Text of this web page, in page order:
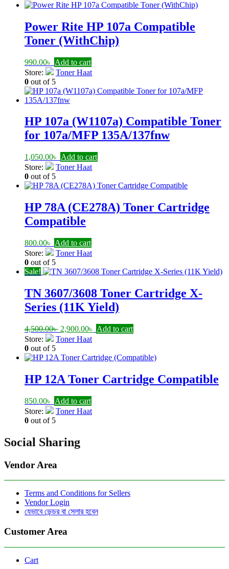
Power Rite HP 107a Compatible
Toner (WithChip)
990.00৳ Add to cart
Store:
Toner Haat
0 out of 5
HP 107a (W1107a) Compatible Toner
for 107a/MFP 135A/137fnw
1,050.00৳ Add to cart
Store:
Toner Haat
0 out of 5
HP 78A (CE278A) Toner Cartridge
Compatible
800.00৳ Add to cart
Store:
Toner Haat
0 out of 5
Sale!
TN 3607/3608 Toner Cartridge X-
Series (11K Yield)
4,500.00৳ Original
price
4,500.00৳ .
2,900.00৳
Current
2,900.00৳ .
Add to cart
Store:
Toner Haat
0 out of 5
HP 12A Toner Cartridge Compatible
850.00৳ Add to cart
Store:
Toner Haat
0 out of 5
Social Sharing
Vendor Area
Terms and Conditions for Sellers
Vendor Login
যেভাবে ভেন্ডর বা সেলার হবেন
Customer Area
Cart